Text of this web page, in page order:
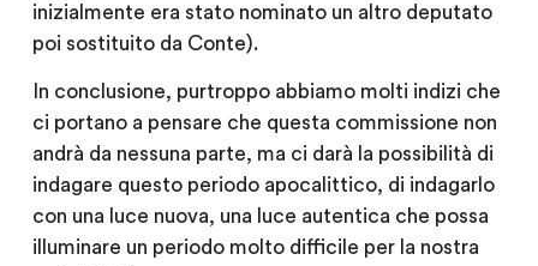
inizialmente era stato nominato un altro deputato
poi sostituito da Conte).
In conclusione, purtroppo abbiamo molti indizi che
ci portano a pensare che questa commissione non
andrà da nessuna parte, ma ci darà la possibilità di
indagare questo periodo apocalittico, di indagarlo
con una luce nuova, una luce autentica che possa
illuminare un periodo molto difficile per la nostra